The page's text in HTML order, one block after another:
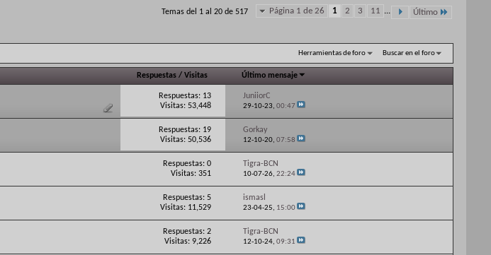
Página 1 de 26 1 2 3 11 ... Último
Temas del 1 al 20 de 517
Herramientas de foro Buscar en el foro
Respuestas /Visitas Último mensaje
Respuestas: 13
Visitas: 53,448
JuniiorC
29-10-23, 00:47
Respuestas: 19
Visitas: 50,536
Gorkay
12-10-20, 07:58
Respuestas: 0
Visitas: 351
Tigra-BCN
10-07-26, 22:24
Respuestas: 5
Visitas: 11,529
ismasl
23-04-25, 15:00
Respuestas: 2
Visitas: 9,226
Tigra-BCN
12-10-24, 09:31